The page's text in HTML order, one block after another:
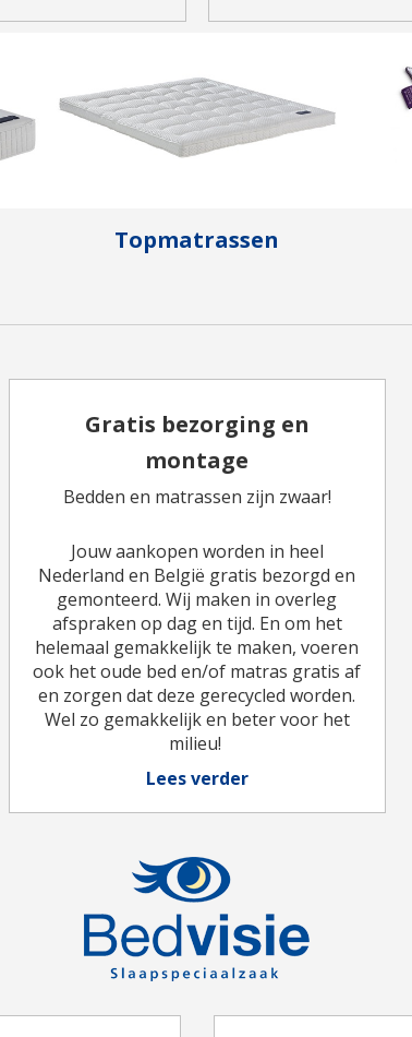
Topmatrassen
Gratis bezorging en
montage
Bedden en matrassen zijn zwaar!
Jouw aankopen worden in heel
Nederland en België gratis bezorgd en
gemonteerd. Wij maken in overleg
afspraken op dag en tijd. En om het
helemaal gemakkelijk te maken, voeren
ook het oude bed en/of matras gratis af
en zorgen dat deze gerecycled worden.
Wel zo gemakkelijk en beter voor het
milieu!
Lees verder